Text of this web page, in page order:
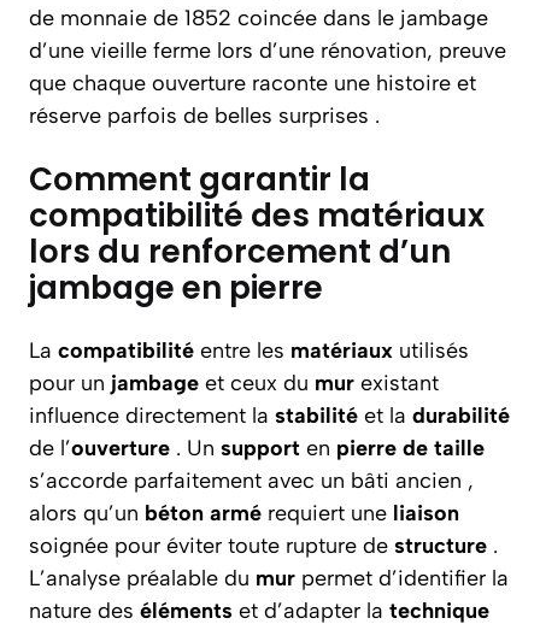
de monnaie de 1852 coincée dans le jambage
d’une vieille ferme lors d’une rénovation, preuve
que chaque ouverture raconte une histoire et
réserve parfois de belles surprises .
Comment garantir la
compatibilité des matériaux
lors du renforcement d’un
jambage en pierre
La compatibilité entre les matériaux utilisés
pour un jambage et ceux du mur existant
influence directement la stabilité et la durabilité
de l’ouverture . Un support en pierre de taille
s’accorde parfaitement avec un bâti ancien ,
alors qu’un béton armé requiert une liaison
soignée pour éviter toute rupture de structure .
L’analyse préalable du mur permet d’identifier la
nature des éléments et d’adapter la technique